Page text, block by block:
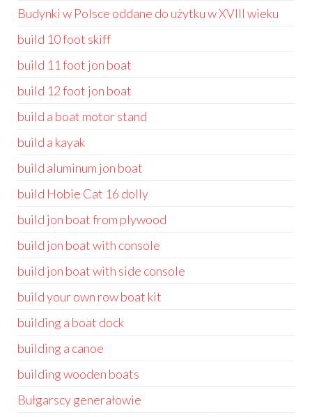
Budynki w Polsce oddane do użytku w XVIII wieku
build 10 foot skiff
build 11 foot jon boat
build 12 foot jon boat
build a boat motor stand
build a kayak
build aluminum jon boat
build Hobie Cat 16 dolly
build jon boat from plywood
build jon boat with console
build jon boat with side console
build your own row boat kit
building a boat dock
building a canoe
building wooden boats
Bułgarscy generałowie